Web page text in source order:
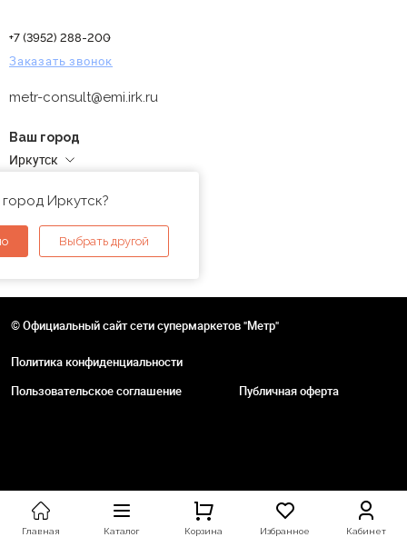
+7 (3952) 288-200
Заказать звонок
metr-consult@emi.irk.ru
Ваш город
Иркутск
Иркутск?
Выбрать другой
© Официальный сайт сети супермаркетов "Метр"
Политика конфиденциальности
Пользовательское соглашение
Публичная оферта
Главная Каталог Корзина Избранное Кабинет